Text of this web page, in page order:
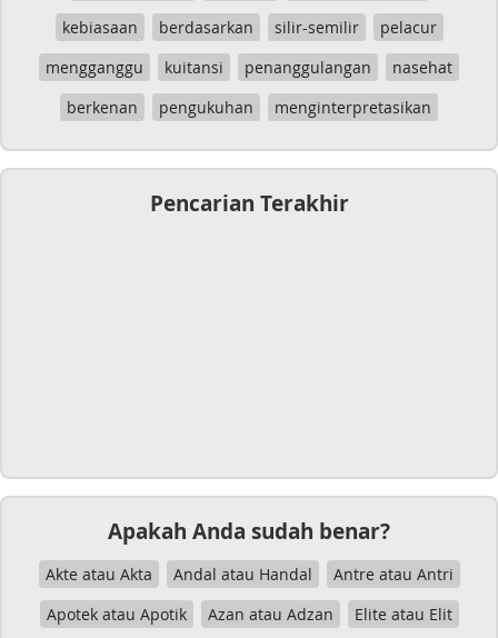
kebiasaan
berdasarkan silir-semilir
pelacur
mengganggu
kuitansi penanggulangan
nasehat
berkenan
pengukuhan menginterpretasikan
Pencarian Terakhir
Apakah Anda sudah benar?
Akte atau Akta Andal atau Handal
Antre atau Antri
Apotek atau Apotik
Azan atau Adzan
Elite atau Elit